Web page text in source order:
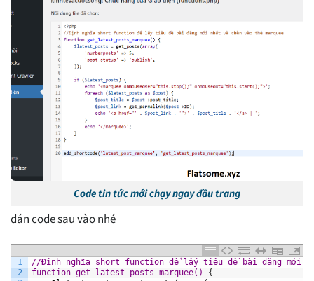
Code tin tức mới chạy ngay đầu trang
dán code sau vào nhé
1
2
//Định nghĩa short function để lấy tiêu đề bài đăng mới
function get_latest_posts_marquee() {